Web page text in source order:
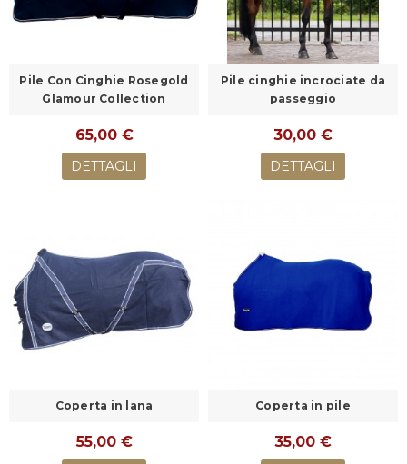
Pile Con Cinghie Rosegold
Glamour Collection
65,00 €
DETTAGLI
Pile cinghie incrociate da
passeggio
30,00 €
DETTAGLI
Coperta in lana
55,00 €
Coperta in pile
35,00 €